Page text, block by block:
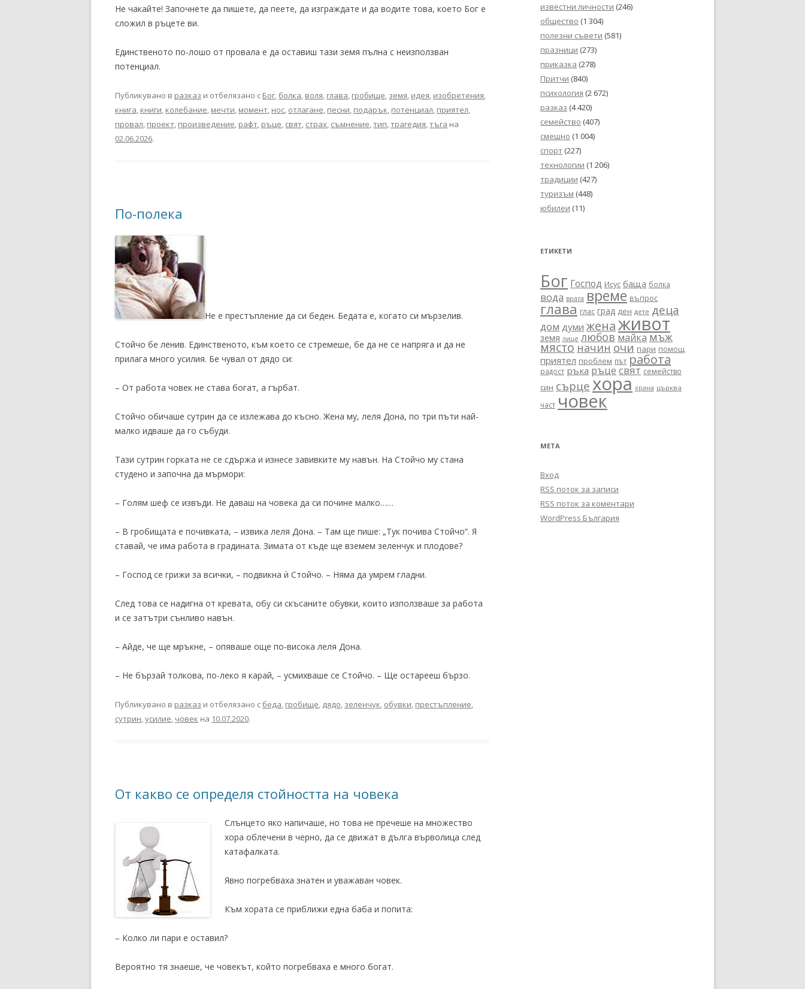
Не чакайте! Започнете да пишете, да пеете, да изграждате и да водите това, което Бог е
сложил в ръцете ви.
Единственото по-лошо от провала е да оставиш тази земя пълна с неизползван
потенциал.
Публикувано в разказ и отбелязано с Бог, болка, воля, глава, гробище, земя, идея, изобретения,
книга, книги, колебание, мечти, момент, нос, отлагане, песни, подарък, потенциал, приятел,
провал, проект, произведение, рафт, ръце, свят, страх, съмнение,тип,трагедия,тъга на
02.06.2026.
По-полека
Не е престъпление да си беден. Бедата е, когато си мързелив.
Стойчо бе ленив. Единственото, към което се стремеше, бе да не се напряга и да не
прилага много усилия. Бе чувал от дядо си:
– От работа човек не става богат, а гърбат.
Стойчо обичаше сутрин да се излежава до късно. Жена му, леля Дона, по три пъти най-
малко идваше да го събуди.
Тази сутрин горката не се сдържа и изнесе завивките му навън. На Стойчо му стана
студено и започна да мърмори:
– Голям шеф се извъди. Не даваш на човека да си почине малко……
– В гробищата е почивката, – извика леля Дона. – Там ще пише: „Тук почива Стойчо“. Я
ставай, че има работа в градината. Зимата от къде ще вземем зеленчук и плодове?
– Господ се грижи за всички, – подвикна ѝ Стойчо. – Няма да умрем гладни.
След това се надигна от кревата, обу си скъсаните обувки, които използваше за работа
и се затътри сънливо навън.
– Айде, че ще мръкне, – опяваше още по-висока леля Дона.
– Не бързай толкова, по-леко я карай, – усмихваше се Стойчо. – Ще остарееш бързо.
Публикувано в разказ и отбелязано с беда, гробище, дядо, зеленчук, обувки, престъпление,
сутрин,усилие, човек на 10.07.2020.
От какво се определя стойността на човека
Слънцето яко напичаше, но това не пречеше на множество
хора облечени в черно, да се движат в дълга върволица след
катафалката.
Явно погребваха знатен и уважаван човек.
Към хората се приближи една баба и попита:
– Колко ли пари е оставил?
Вероятно тя знаеше, че човекът, който погребваха е много богат.
известни личности (246)
общество (1 304)
полезни съвети (581)
празници (273)
приказка (278)
Притчи (840)
психология (2 672)
разказ (4 420)
семейство (407)
смешно (1 004)
спорт (227)
технологии (1 206)
традиции (427)
туризъм (448)
юбилеи (11)
ЕТИКЕТИ
Бог Господ Исус баща болка
вода врата време въпрос
глава глас град ден дете деца
дом думи женаживот
земя лице любов майка мъж
място начин очи пари помощ
приятел проблем път работа
радост ръка ръце свят семейство
син сърце хора храна църква
част човек
МЕТА
Вход
RSS поток за записи
RSS поток за коментари
WordPress България